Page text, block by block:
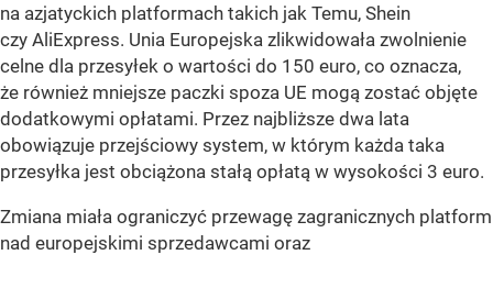
na azjatyckich platformach takich jak Temu, Shein
czy AliExpress. Unia Europejska zlikwidowała zwolnienie
celne dla przesyłek o wartości do 150 euro, co oznacza,
że również mniejsze paczki spoza UE mogą zostać objęte
dodatkowymi opłatami. Przez najbliższe dwa lata
obowiązuje przejściowy system, w którym każda taka
przesyłka jest obciążona stałą opłatą w wysokości 3 euro.
Zmiana miała ograniczyć przewagę zagranicznych platform
nad europejskimi sprzedawcami oraz